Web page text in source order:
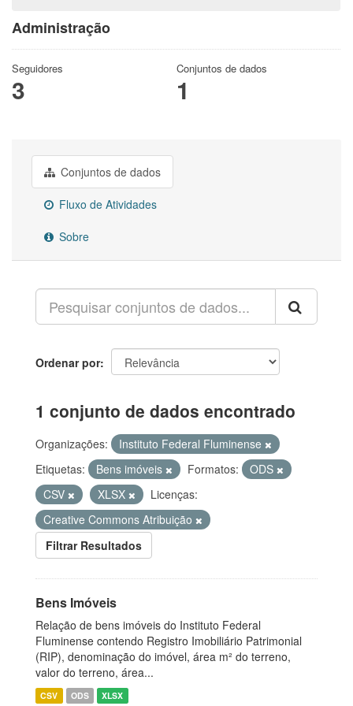
Administração
Seguidores
3
Conjuntos de dados
1
Conjuntos de dados
Fluxo de Atividades
Sobre
Ordenar por
1 conjunto de dados encontrado
Organizações:
Instituto Federal Fluminense
Etiquetas:
Bens imóveis Formatos:
ODS
CSV
XLSX
Licenças:
Creative Commons Atribuição
Filtrar Resultados
Bens Imóveis
Relação de bens imóveis do Instituto Federal
Fluminense contendo Registro Imobiliário Patrimonial
(RIP), denominação do imóvel, área m² do terreno,
valor do terreno, área...
CSV ODS XLSX